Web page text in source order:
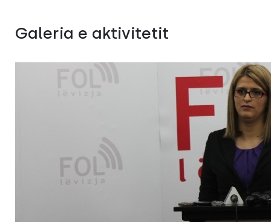
Galeria e aktivitetit